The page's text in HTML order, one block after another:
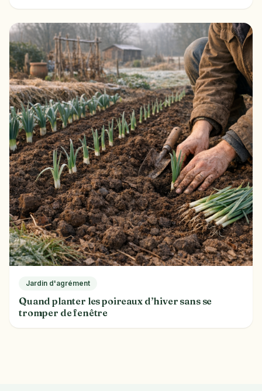
Jardin d'agrément
Quand planter les poireaux d’hiver sans se
tromper de fenêtre